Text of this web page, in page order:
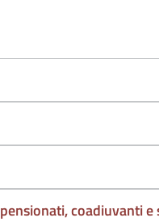
coadiuvanti e